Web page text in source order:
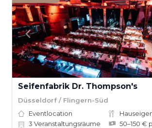
Seifenfabrik Dr. Thompson's
Düsseldorf / Flingern-Süd
Eventlocation
3 Veranstaltungsräume
50–150 €